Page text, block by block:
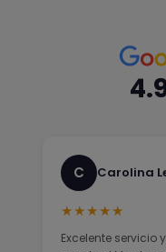
C Carolina
★★★★★
Excelente servicio